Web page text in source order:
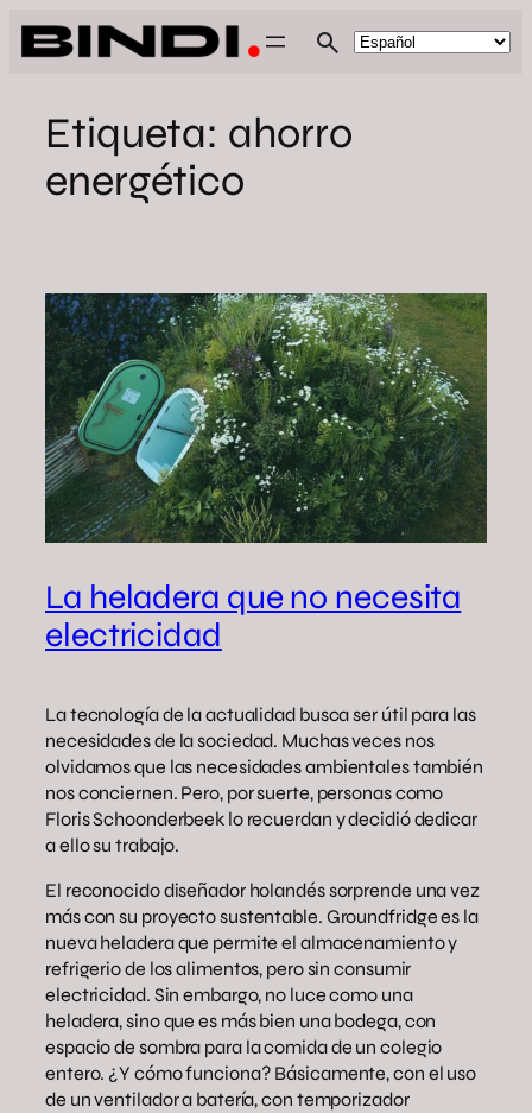
Saltar
al
Etiqueta: ahorro
energético
La heladera que no necesita
electricidad
La tecnología de la actualidad busca ser útil para las
necesidades de la sociedad. Muchas veces nos
olvidamos que las necesidades ambientales también
nos conciernen. Pero, por suerte, personas como
Floris Schoonderbeek lo recuerdan y decidió dedicar
a ello su trabajo.
El reconocido diseñador holandés sorprende una vez
más con su proyecto sustentable. Groundfridge es la
nueva heladera que permite el almacenamiento y
refrigerio de los alimentos, pero sin consumir
electricidad. Sin embargo, no luce como una
heladera, sino que es más bien una bodega, con
espacio de sombra para la comida de un colegio
entero. ¿Y cómo funciona? Básicamente, con el uso
de un ventilador a batería, con temporizador